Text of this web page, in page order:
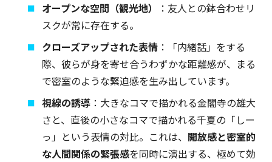
オープンな空間（観光地）
：友人との鉢合わせリ
スクが常に存在する。
クローズアップされた表情 ：「内緒話」をする
際、彼らが身を寄せ合うわずかな距離感が、まる
で密室のような緊迫感を生み出しています。
視線の誘導 ：大きなコマで描かれる金閣寺の雄大
さと、直後の小さなコマで描かれる千夏の「しー
っ」という表情の対比。これは、 開放感と密室的
な人間関係の緊張感を同時に演出する、極めて効